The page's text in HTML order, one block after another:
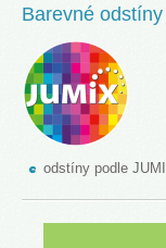
Barevné odstíny
odstíny podle